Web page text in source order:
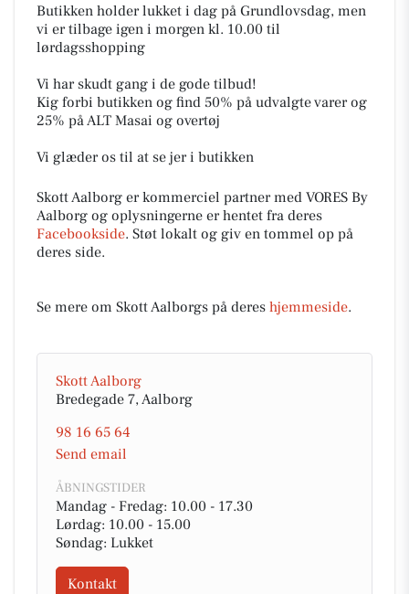
Butikken holder lukket i dag på Grundlovsdag, men
vi er tilbage igen i morgen kl. 10.00 til
lørdagsshopping
Vi har skudt gang i de gode tilbud!
Kig forbi butikken og find 50% på udvalgte varer og
25% på ALT Masai og overtøj
Vi glæder os til at se jer i butikken
Skott Aalborg er kommerciel partner med VORES By
Aalborg og oplysningerne er hentet fra deres
Facebookside. Støt lokalt og giv en tommel op på
deres side.
Se mere om Skott Aalborgs på deres hjemmeside.
Skott Aalborg
Bredegade 7, Aalborg
98 16 65 64
Send email
ÅBNINGSTIDER
Mandag - Fredag: 10.00 - 17.30
Lørdag: 10.00 - 15.00
Søndag: Lukket
Kontakt